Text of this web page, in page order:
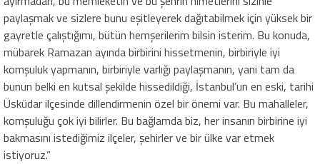
paylaşmak ve sizlere bunu eşitleyerek dağıtabilmek için yüksek bir
gayretle çalıştığımı, bütün hemşerilerim bilsin isterim. Bu konuda,
mübarek Ramazan ayında birbirini hissetmenin, birbiriyle iyi
komşuluk yapmanın, birbiriyle varlığı paylaşmanın, yani tam da
bunun belki en kutsal şekilde hissedildiği, İstanbul’un en eski, tarihi
Üsküdar ilçesinde dillendirmenin özel bir önemi var. Bu mahalleler,
komşuluğu çok iyi bilirler. Bu bağlamda biz, her insanın birbirine iyi
bakmasını istediğimiz ilçeler, şehirler ve bir ülke var etmek
istiyoruz.”